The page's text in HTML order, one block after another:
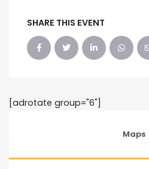
SHARE THIS EVENT
[adrotate group="6"]
Maps